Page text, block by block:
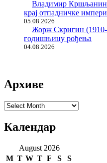
Владимир Кршљанин:
крај отпадничке
05.08.2026
Жорж Скригин
годишњицу рођења
04.08.2026
Архиве
Архиве
Календар
August 2026
M T W T F S
S